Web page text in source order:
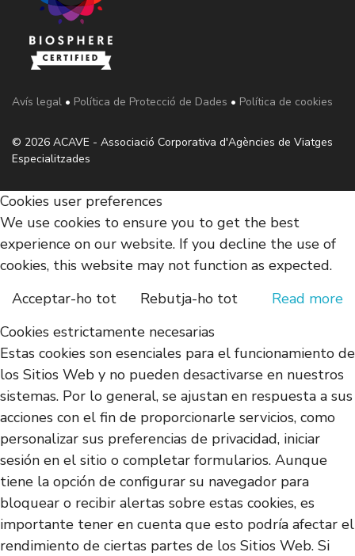
Avís legal • Política de Protecció de Dades • Política de cookies
© 2026 ACAVE - Associació Corporativa d'Agències de Viatges
Especialitzades
Cookies user preferences
We use cookies to ensure you to get the best
experience on our website. If you decline the use of
cookies, this website may not function as expected.
Acceptar-ho tot
Rebutja-ho tot
Read more
Cookies estrictamente necesarias
Estas cookies son esenciales para el funcionamiento de
los Sitios Web y no pueden desactivarse en nuestros
sistemas. Por lo general, se ajustan en respuesta a sus
acciones con el fin de proporcionarle servicios, como
personalizar sus preferencias de privacidad, iniciar
sesión en el sitio o completar formularios. Aunque
tiene la opción de configurar su navegador para
bloquear o recibir alertas sobre estas cookies, es
importante tener en cuenta que esto podría afectar el
rendimiento de ciertas partes de los Sitios Web. Si